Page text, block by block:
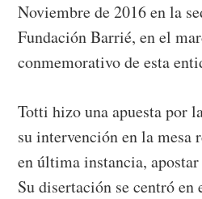
Noviembre de 2016 en la
Fundación Barrié, en el
conmemorativo de esta
Totti hizo una apuesta por
su intervención en la mesa
en última instancia,
Su disertación se centró en